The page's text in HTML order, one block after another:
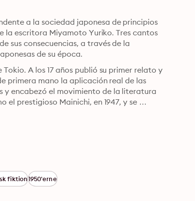
a la sociedad japonesa de principios
la escritora Miyamoto Yuriko. Tres cantos
sus consecuencias, a través de la
de su época.
A los 17 años publió su primer relato y
primera mano la aplicación real de las
y encabezó el movimiento de la literatura
el prestigioso Mainichi, en 1947, y se
fiktion1950'erne